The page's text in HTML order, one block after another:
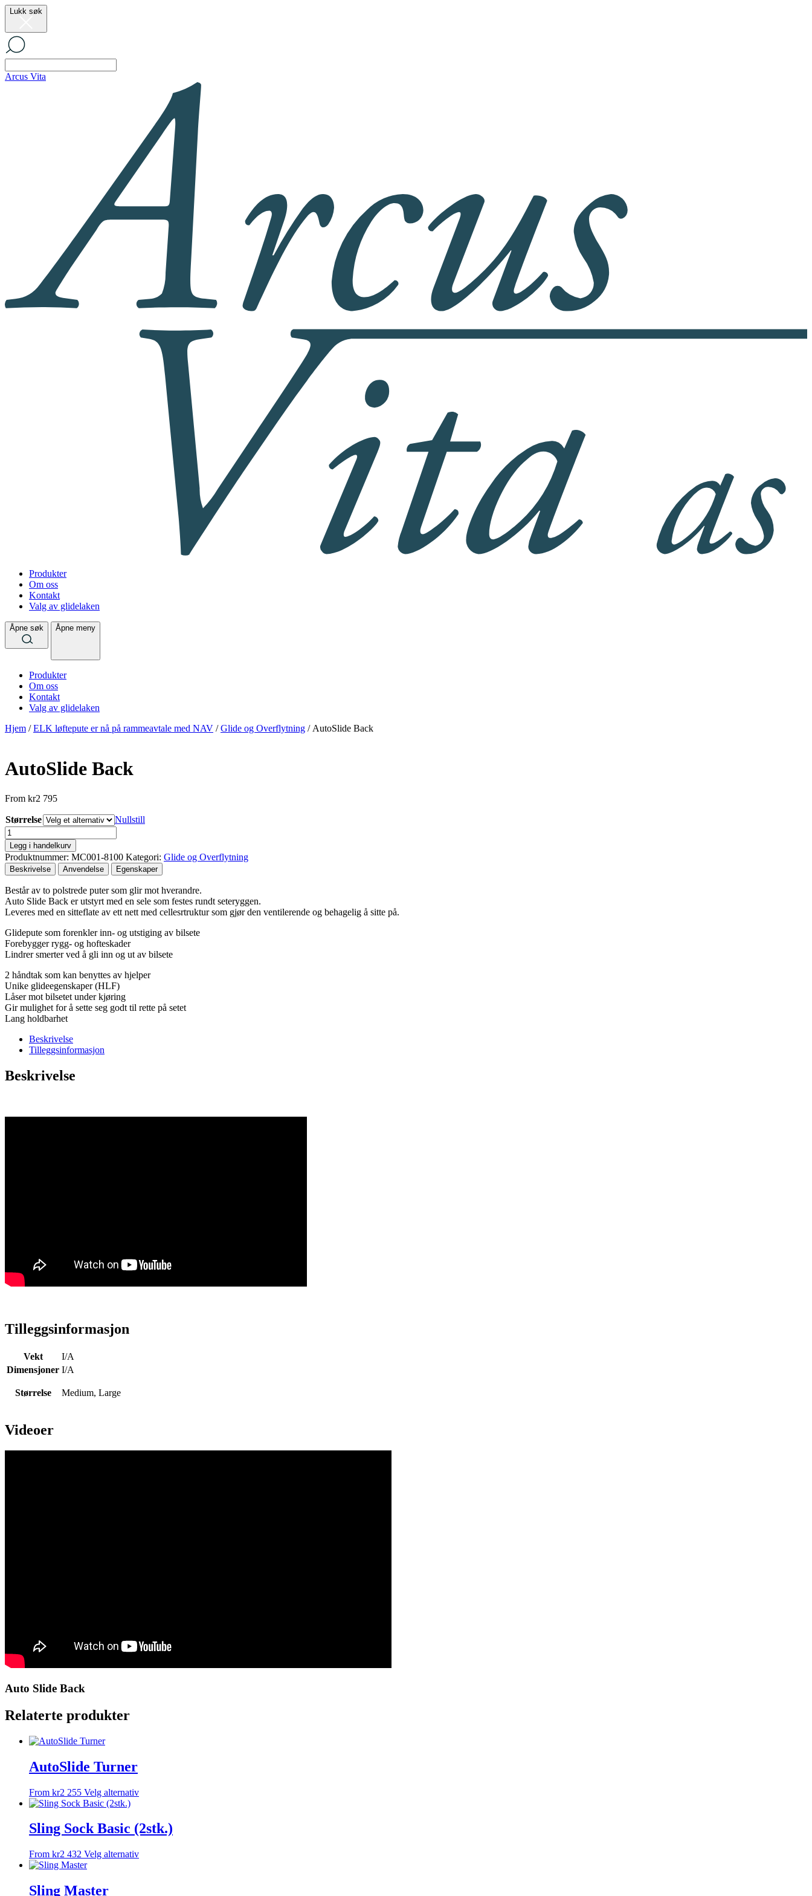
Lukk søk
Arcus Vita
Produkter
Om oss
Kontakt
Valg av glidelaken
Åpne søk Åpne meny
Produkter
Om oss
Kontakt
Valg av glidelaken
Hjem /ELK løftepute er nå på rammeavtale med NAV /Glide og Overflytning / AutoSlide Back
AutoSlide Back
From kr2 795
Størrelse
Nullstill
AutoSlide
Back
antall
Legg i handelkurv
Produktnummer: MC001-8100 Kategori: Glide og Overflytning
Beskrivelse Anvendelse Egenskaper
Består av to polstrede puter som glir mot hverandre.
Auto Slide Back er utstyrt med en sele som festes rundt seteryggen.
Leveres med en sitteflate av ett nett med cellesrtruktur som gjør den ventilerende og behagelig å sitte på.
Glidepute som forenkler inn- og utstiging av bilsete
Forebygger rygg- og hofteskader
Lindrer smerter ved å gli inn og ut av bilsete
2 håndtak som kan benyttes av hjelper
Unike glideegenskaper (HLF)
Låser mot bilsetet under kjøring
Gir mulighet for å sette seg godt til rette på setet
Lang holdbarhet
Beskrivelse
Tilleggsinformasjon
Beskrivelse
Tilleggsinformasjon
Vekt
I/A
Dimensjoner I/A
Størrelse Medium, Large
Videoer
Auto Slide Back
Relaterte produkter
AutoSlide Turner
From kr2 255 Velg alternativDette
flere
varianter.
kan
Sling Sock Basic (2stk.)
From kr2 432 Velg alternativDette
Sling Master